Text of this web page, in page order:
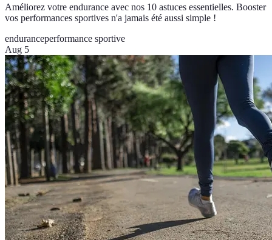
Améliorez votre endurance avec nos 10 astuces essentielles. Booster
vos performances sportives n'a jamais été aussi simple !
enduranceperformance sportive
Aug 5